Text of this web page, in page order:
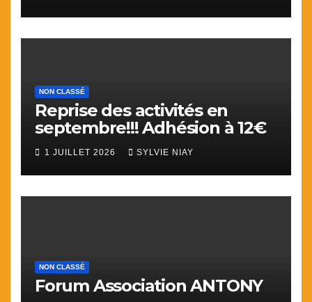
NON CLASSÉ
Reprise des activités en
septembre!!! Adhésion à 12€
1 JUILLET 2026 SYLVIE NIAY
NON CLASSÉ
Forum Association ANTONY